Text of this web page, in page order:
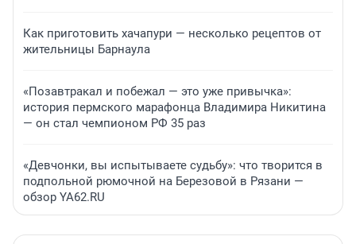
Как приготовить хачапури — несколько рецептов от
жительницы Барнаула
«Позавтракал и побежал — это уже привычка»:
история пермского марафонца Владимира Никитина
— он стал чемпионом РФ 35 раз
«Девчонки, вы испытываете судьбу»: что творится в
подпольной рюмочной на Березовой в Рязани —
обзор YA62.RU